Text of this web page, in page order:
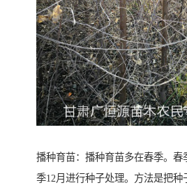
播种育苗：播种育苗多在春季。春
季12月进行种子处理。方法是把种